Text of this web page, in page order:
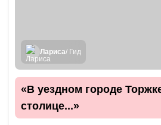
Лариса/ Гид
«В уездном городе
столице...»